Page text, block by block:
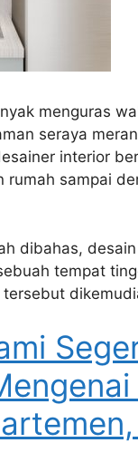
menguras
seraya
interior
rumah sampai
dibahas,
tempat